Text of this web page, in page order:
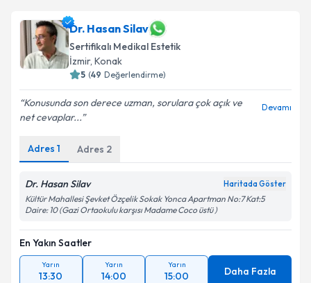
Dr. Hasan Silav
Sertifikalı Medikal Estetik
İzmir, Konak
5 (49 Değerlendirme)
Konusunda son derece uzman, sorulara çok açık ve
net cevaplar...
Devamı
Adres 1 Adres 2
Dr. Hasan Silav Haritada Göster
Kültür Mahallesi Şevket Özçelik Sokak Yonca Apartman No:7 Kat:5
Daire: 10 (Gazi Ortaokulu karşısı Madame Coco üstü )
En Yakın Saatler
Yarın
13:30
Yarın
14:00
Yarın
15:00 Daha Fazla